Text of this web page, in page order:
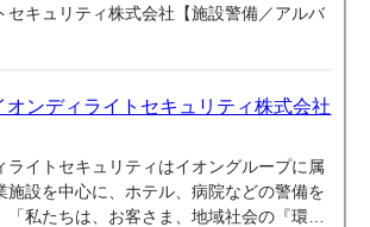
ム制でこまめに休憩を取りながら進
め、無理なく働ける環境です。
、「雨で収入が減る」「トイレが不
にトイレカー常設
安心して働ける体制を整えていま
セキュリティ株式会社【施設警備／アルバ
ライトセキュリティはイオングループに属
施設を中心に、ホテル、病院などの警備を
「私たちは、お客さま、地域社会の『環境